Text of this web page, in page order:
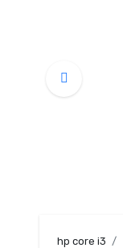
hp core i3